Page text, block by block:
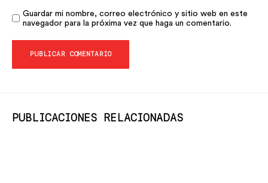
Guardar mi nombre, correo electrónico y sitio web en este
navegador para la próxima vez que haga un comentario.
PUBLICACIONES RELACIONADAS